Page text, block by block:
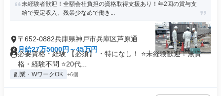
未経験者歓迎！全額会社負担の資格取得支援あり！年2回の賞与支
給で安定収入、残業少なめで働き...
〒652-0882兵庫県神戸市兵庫区芦原通
月給27万5000円～45万円
必要資格・経験 【必須】 ・特になし！ ⭐未経験歓迎！無資
格・経験不問 ⭐20代...
副業・WワークOK +6個